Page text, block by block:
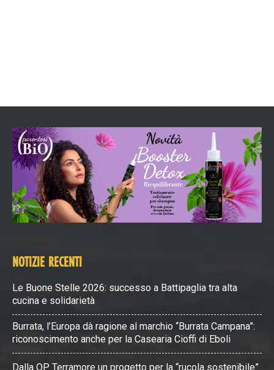
NOTIZIE RECENTI
Le Buone Stelle 2026: successo a Battipaglia tra alta
cucina e solidarietà
Burrata, l’Europa dà ragione al marchio “Burrata Campana”:
riconoscimento anche per la Casearia Cioffi di Eboli
Dalla OP Terramore un progetto per la “rucola sostenibile”